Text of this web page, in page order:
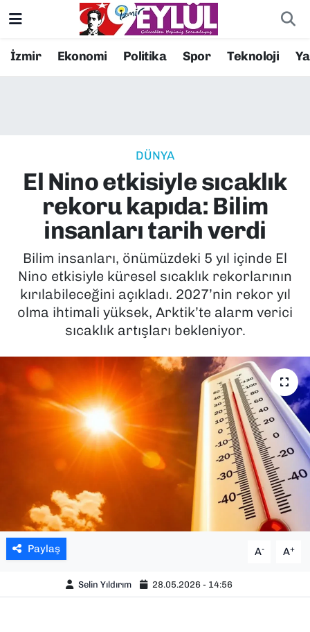
İzmir Ekonomi Politika Spor Teknoloji
DÜNYA
El Nino etkisiyle sıcaklık
rekoru kapıda: Bilim
insanları tarih verdi
Bilim insanları, önümüzdeki 5 yıl içinde El
Nino etkisiyle küresel sıcaklık rekorlarının
kırılabileceğini açıkladı. 2027’nin rekor yıl
olma ihtimali yüksek, Arktik’te alarm verici
sıcaklık artışları bekleniyor.
Paylaş A- A+
Selin Yıldırım 28.05.2026 - 14:56
Resmi İlanlar
EKONOMİ
KÜLTÜR SANAT
MAGAZİN
POLİTİKA
SAĞLIK
SPOR
TEKNOLOJİ
YAŞAM
Konak Nöbetçi Eczaneler
Süper Lig Puan Durumu ve Fikstür
Tüm Manşetler
Son Dakika Haberleri
Haber Arşivi